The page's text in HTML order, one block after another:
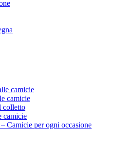
camicie
camicie
colletto
camicie
Camicie per ogni occasione